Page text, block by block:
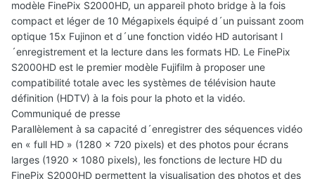
modèle FinePix S2000HD, un appareil photo bridge à la fois
compact et léger de 10 Mégapixels équipé d´un puissant zoom
optique 15x Fujinon et d´une fonction vidéo HD autorisant l
´enregistrement et la lecture dans les formats HD. Le FinePix
S2000HD est le premier modèle Fujifilm à proposer une
compatibilité totale avec les systèmes de télévision haute
définition (HDTV) à la fois pour la photo et la vidéo.
Communiqué de presse
Parallèlement à sa capacité d´enregistrer des séquences vidéo
en « full HD » (1280 x 720 pixels) et des photos pour écrans
larges (1920 x 1080 pixels), les fonctions de lecture HD du
FinePix S2000HD permettent la visualisation des photos et des